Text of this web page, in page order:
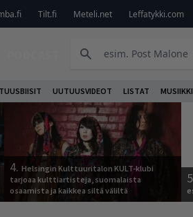
Tilt.fi Meteli.net Leffatykki.com
UUTUUSVIDEOT LISTAT
4. Helsingin Kulttuuritalon KULT-klubi
tarjoaa kulttiartisteja, suomalaista
osaamista ja kaikkea siltä väliltä